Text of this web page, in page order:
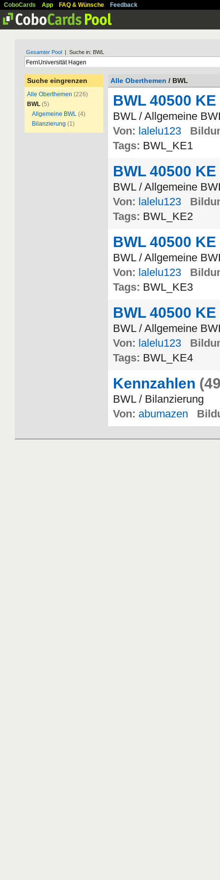
CoboCards App FAQ & Wünsche Feedback
Gesamter Pool | Suche in: BWL
Suche eingrenzen
Alle Oberthemen (226)
BWL (5)
Allgemeine BWL (4)
Bilanzierung (1)
Alle Oberthemen / BWL
BWL 40500 KE
BWL / Allgemeine
Von: lalelu123
Tags: BWL_KE1
BWL 40500 KE
BWL / Allgemeine
Von: lalelu123
Tags: BWL_KE2
BWL 40500 KE
BWL / Allgemeine
Von: lalelu123
Tags: BWL_KE3
BWL 40500 KE
BWL / Allgemeine
Von: lalelu123
Tags: BWL_KE4
Kennzahlen
BWL / Bilanzierung
Von: abumazen